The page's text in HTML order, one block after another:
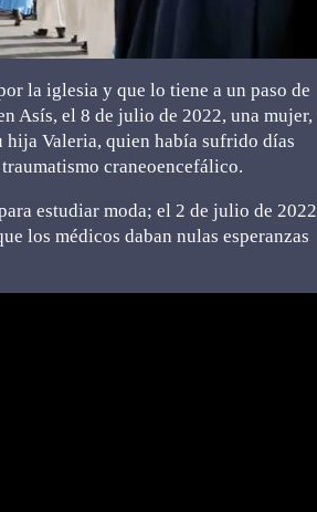
la iglesia y que lo tiene a un paso de
Asís, el 8 de julio de 2022, una mujer,
Valeria, quien había sufrido días
craneoencefálico.
estudiar moda; el 2 de julio de 2022
los médicos daban nulas esperanzas